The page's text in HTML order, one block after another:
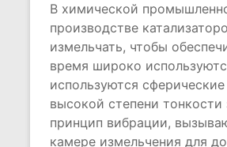
В химической
производстве
измельчать, чтобы
время широко
используются
высокой степени
принцип вибрации,
камере измельчения для